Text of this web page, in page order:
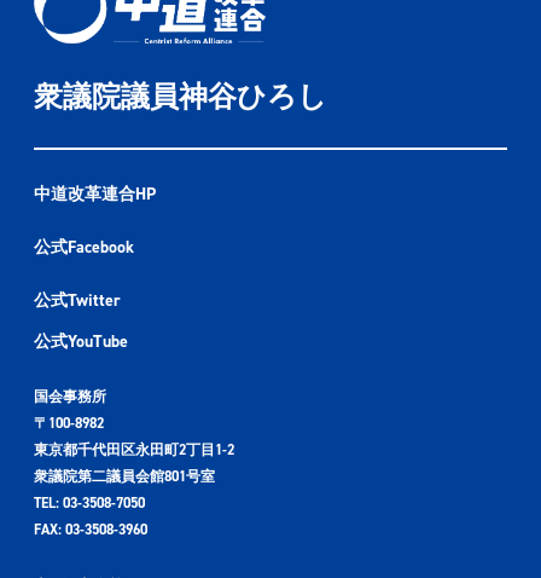
衆議院議員神谷ひろし
中道改革連合HP
公式Facebook
公式Twitter
公式YouTube
国会事務所
〒100-8982
東京都千代田区永田町2丁目1-2
衆議院第二議員会館801号室
TEL: 03-3508-7050
FAX: 03-3508-3960